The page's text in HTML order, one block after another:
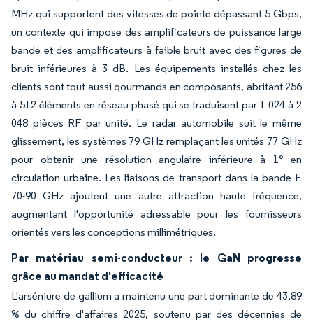
MHz qui supportent des vitesses de pointe dépassant 5 Gbps,
un contexte qui impose des amplificateurs de puissance large
bande et des amplificateurs à faible bruit avec des figures de
bruit inférieures à 3 dB. Les équipements installés chez les
clients sont tout aussi gourmands en composants, abritant 256
à 512 éléments en réseau phasé qui se traduisent par 1 024 à 2
048 pièces RF par unité. Le radar automobile suit le même
glissement, les systèmes 79 GHz remplaçant les unités 77 GHz
pour obtenir une résolution angulaire inférieure à 1° en
circulation urbaine. Les liaisons de transport dans la bande E
70-90 GHz ajoutent une autre attraction haute fréquence,
augmentant l'opportunité adressable pour les fournisseurs
orientés vers les conceptions millimétriques.
Par matériau semi-conducteur : le GaN progresse
grâce au mandat d'efficacité
L'arséniure de gallium a maintenu une part dominante de 43,89
% du chiffre d'affaires 2025, soutenu par des décennies de